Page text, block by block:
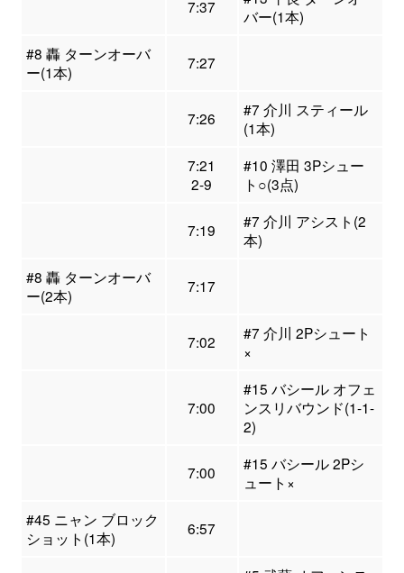
7:37
バー(1本)
#8 轟 ターンオーバ
ー(1本)
7:27
7:26
#7 介川 スティール
(1本)
7:21
2-9
#10 澤田 3Pシュー
ト○(3点)
7:19
#7 介川 アシスト(2
本)
#8 轟 ターンオーバ
ー(2本)
7:17
7:02
#7 介川 2Pシュート
×
7:00
#15 バシール オフェ
ンスリバウンド(1-1-
2)
7:00
#15 バシール 2Pシ
ュート×
#45 ニャン ブロック
ショット(1本)
6:57